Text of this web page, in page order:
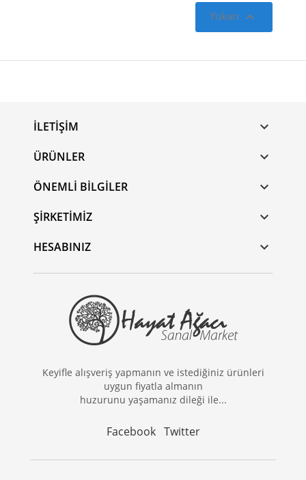
Yukarı 
İLETIŞIM 
ÜRÜNLER 
ÖNEMLI BILGILER 
ŞIRKETIMIZ 
HESABINIZ 
Keyifle alışveriş yapmanın ve istediğiniz ürünleri
uygun fiyatla almanın
huzurunu yaşamanız dileği ile...
Facebook Twitter